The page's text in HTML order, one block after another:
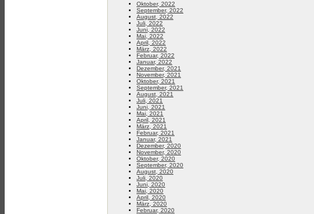
Oktober, 2022
September, 2022
August, 2022
Juli, 2022
Juni, 2022
Mai, 2022
April, 2022
März, 2022
Februar, 2022
Januar, 2022
Dezember, 2021
November, 2021
Oktober, 2021
September, 2021
August, 2021
Juli, 2021
Juni, 2021
Mai, 2021
April, 2021
März, 2021
Februar, 2021
Januar, 2021
Dezember, 2020
November, 2020
Oktober, 2020
September, 2020
August, 2020
Juli, 2020
Juni, 2020
Mai, 2020
April, 2020
März, 2020
Februar, 2020